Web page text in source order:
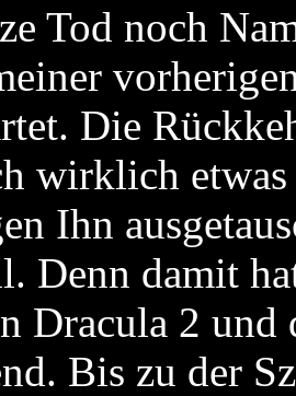
Tod noch
Die
wirklich etwas
Ihn
Denn damit
Dracula 2 und
Bis zu der